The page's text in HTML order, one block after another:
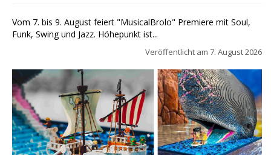
Vom 7. bis 9. August feiert "MusicalBrolo" Premiere mit Soul,
Funk, Swing und Jazz. Höhepunkt ist...
Veröffentlicht am 7. August 2026